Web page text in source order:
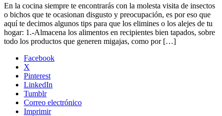
En la cocina siempre te encontrarás con la molesta visita de insectos
o bichos que te ocasionan disgusto y preocupación, es por eso que
aquí te decimos algunos tips para que los elimines o los alejes de tu
hogar: 1.-Almacena los alimentos en recipientes bien tapados, sobre
todo los productos que generen migajas, como por […]
Facebook
X
Pinterest
LinkedIn
Tumblr
Correo electrónico
Imprimir